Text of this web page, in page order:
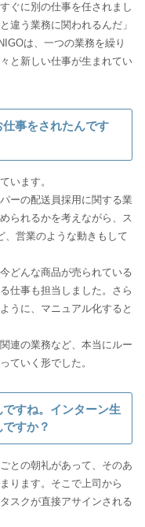
ぐに別の仕事を任されまし
違う業務に関われるんだ」
は、一つの業務を繰り
と新しい仕事が生まれてい
事をされたんです
います。
ーの配送員採用に関する業
られるかを考えながら、ス
、営業のような動きもして
どんな商品が売られている
仕事も担当しました。さら
うに、マニュアル化すると
連の業務など、本当にルー
ていく形でした。
すね。インターン生
すか？
との朝礼があって、そのあ
ります。そこで上司から
スクが直接アサインされる